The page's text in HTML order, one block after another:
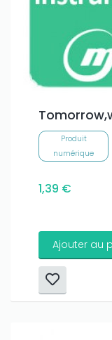
Produit
numérique
1,39 €
Ajouter au